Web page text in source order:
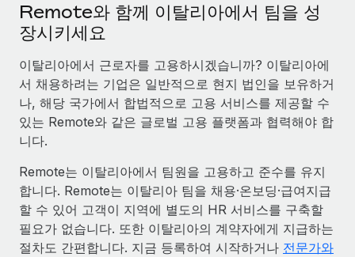
글로벌 인사 및 규정 준수 업무 처리에 전문가 지원 제공
채용 후보자 심사 프로세스 간소화
Compliance Watchtower
규정 준수 관련 위험에 선제적으로 대응
전 세계 IT 장비 제공 및 추적 관리
법인 설립
법인 설립을 빠르고 준법적으로 지원
인사이트 센터
지원받기
모든 리소스 보기
블로그
글로벌 급여
EOR 및 PEO
계약자 관리
세금
Remote와 함께 이탈리아에서 팀을 성
장시키세요
이탈리아에서 근로자를 고용하시겠습니까? 이탈리아에
서 채용하려는 기업은 일반적으로 현지 법인을 보유하거
나, 해당 국가에서 합법적으로 고용 서비스를 제공할 수
있는 Remote와 같은 글로벌 고용 플랫폼과 협력해야 합
니다.
Remote는 이탈리아에서 팀원을 고용하고 준수를 유지
합니다. Remote는 이탈리아 팀을 채용·온보딩·급여지급
할 수 있어 고객이 지역에 별도의 HR 서비스를 구축할
필요가 없습니다. 또한 이탈리아의 계약자에게 지급하는
절차도 간편합니다. 지금 등록하여 시작하거나 전문가와